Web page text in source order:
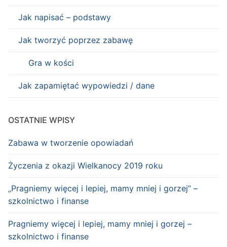
Jak napisać – podstawy
Jak tworzyć poprzez zabawę
Gra w kości
Jak zapamiętać wypowiedzi / dane
OSTATNIE WPISY
Zabawa w tworzenie opowiadań
Życzenia z okazji Wielkanocy 2019 roku
„Pragniemy więcej i lepiej, mamy mniej i gorzej” –
szkolnictwo i finanse
Pragniemy więcej i lepiej, mamy mniej i gorzej –
szkolnictwo i finanse